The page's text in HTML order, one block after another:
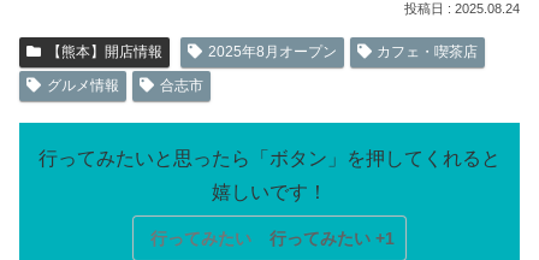
2025.08.24
【熊本】開店情報 2025年8月オープン
カフェ・喫茶店
グルメ情報
合志市
行ってみたい 行ってみたい +1